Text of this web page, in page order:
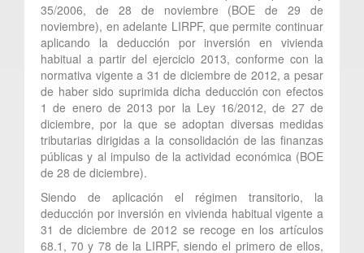
35/2006, de 28 de noviembre (BOE de 29 de
noviembre), en adelante LIRPF, que permite continuar
aplicando la deducción por inversión en vivienda
habitual a partir del ejercicio 2013, conforme con la
normativa vigente a 31 de diciembre de 2012, a pesar
de haber sido suprimida dicha deducción con efectos
1 de enero de 2013 por la Ley 16/2012, de 27 de
diciembre, por la que se adoptan diversas medidas
tributarias dirigidas a la consolidación de las finanzas
públicas y al impulso de la actividad económica (BOE
de 28 de diciembre).
Siendo de aplicación el régimen transitorio, la
deducción por inversión en vivienda habitual vigente a
31 de diciembre de 2012 se recoge en los artículos
68.1, 70 y 78 de la LIRPF, siendo el primero de ellos,